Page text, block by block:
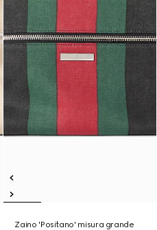
Zaino 'Positano' misura grande